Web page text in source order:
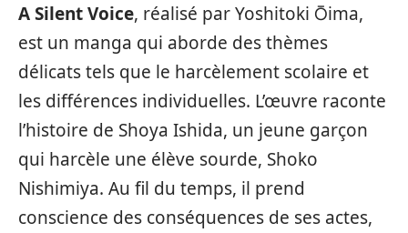
A Silent Voice, réalisé par Yoshitoki Ōima,
est un manga qui aborde des thèmes
délicats tels que le harcèlement scolaire et
les différences individuelles. L’œuvre raconte
l’histoire de Shoya Ishida, un jeune garçon
qui harcèle une élève sourde, Shoko
Nishimiya. Au fil du temps, il prend
conscience des conséquences de ses actes,